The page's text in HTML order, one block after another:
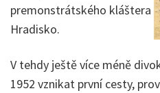
premonstrátského kláštera
Hradisko.
V tehdy ještě více méně
1952 vznikat první cesty,